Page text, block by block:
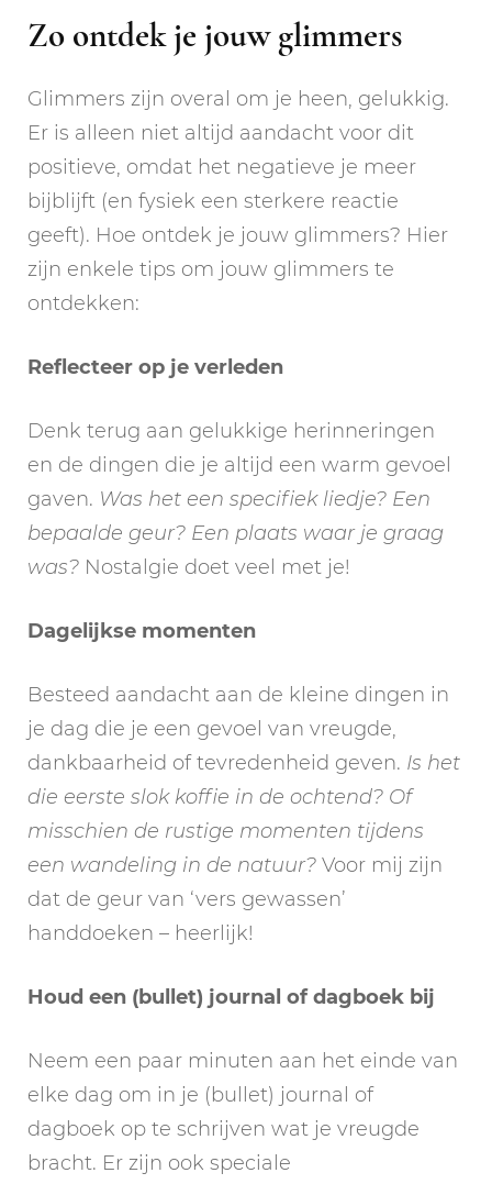
Zo ontdek je jouw glimmers
Glimmers zijn overal om je heen, gelukkig.
Er is alleen niet altijd aandacht voor dit
positieve, omdat het negatieve je meer
bijblijft (en fysiek een sterkere reactie
geeft). Hoe ontdek je jouw glimmers? Hier
zijn enkele tips om jouw glimmers te
ontdekken:
Reflecteer op je verleden
Denk terug aan gelukkige herinneringen
en de dingen die je altijd een warm gevoel
gaven. Was het een specifiek liedje? Een
bepaalde geur? Een plaats waar je graag
was? Nostalgie doet veel met je!
Dagelijkse momenten
Besteed aandacht aan de kleine dingen in
je dag die je een gevoel van vreugde,
dankbaarheid of tevredenheid geven. Is het
die eerste slok koffie in de ochtend? Of
misschien de rustige momenten tijdens
een wandeling in de natuur? Voor mij zijn
dat de geur van ‘vers gewassen’
handdoeken – heerlijk!
Houd een (bullet) journal of dagboek bij
Neem een paar minuten aan het einde van
elke dag om in je (bullet) journal of
dagboek op te schrijven wat je vreugde
bracht. Er zijn ook speciale